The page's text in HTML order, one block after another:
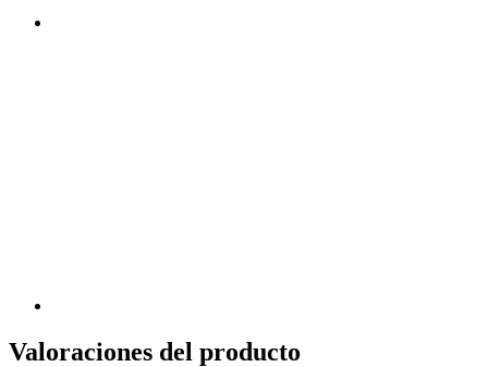
Valoraciones del producto